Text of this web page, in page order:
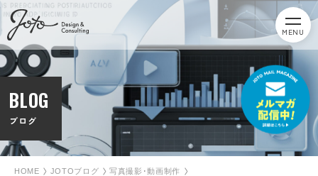
MENU
BLOG
ブログ
HOME JOTOブログ
写真撮影･動画制作